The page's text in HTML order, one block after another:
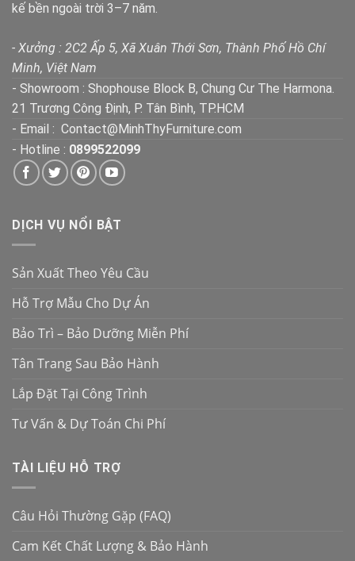
kế bền ngoài trời 3–7 năm.
- Xưởng : 2C2 Ấp 5, Xã Xuân Thới Sơn, Thành Phố Hồ Chí
Minh, Việt Nam
- Showroom : Shophouse Block B, Chung Cư The Harmona.
21 Trương Công Định, P. Tân Bình, TP.HCM
- Email : Contact@MinhThyFurniture.com
- Hotline : 0899522099
DỊCH VỤ NỔI BẬT
Sản Xuất Theo Yêu Cầu
Hỗ Trợ Mẫu Cho Dự Án
Bảo Trì – Bảo Dưỡng Miễn Phí
Tân Trang Sau Bảo Hành
Lắp Đặt Tại Công Trình
Tư Vấn & Dự Toán Chi Phí
TÀI LIỆU HỖ TRỢ
Câu Hỏi Thường Gặp (FAQ)
Cam Kết Chất Lượng & Bảo Hành